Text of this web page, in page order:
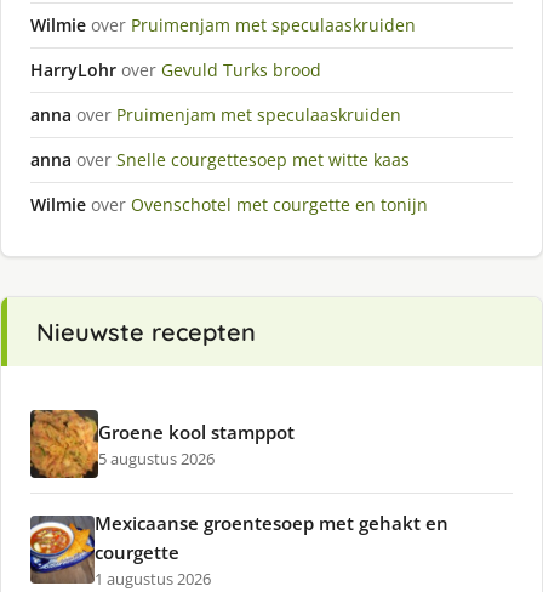
Wilmie over Pruimenjam met speculaaskruiden
HarryLohr over Gevuld Turks brood
anna over Pruimenjam met speculaaskruiden
anna over Snelle courgettesoep met witte kaas
Wilmie over Ovenschotel met courgette en tonijn
Nieuwste recepten
Groene kool stamppot
5 augustus 2026
Mexicaanse groentesoep met gehakt en
courgette
1 augustus 2026